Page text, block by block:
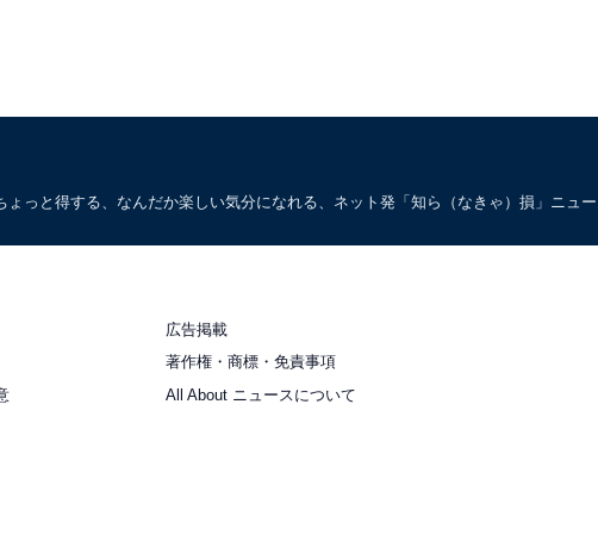
っと得する、なんだか楽しい気分になれる、ネット発「知ら（なきゃ）損」ニュー
広告掲載
著作権・商標・免責事項
All About ニュースについて